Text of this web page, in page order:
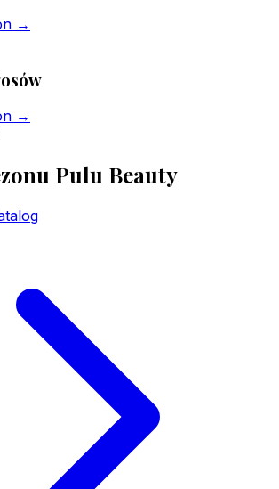
→
→
Pulu Beauty